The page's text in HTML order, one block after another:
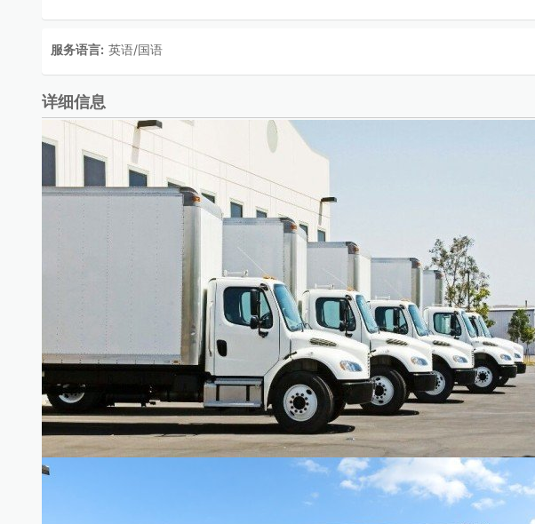
服务语言: 英语/国语
详细信息